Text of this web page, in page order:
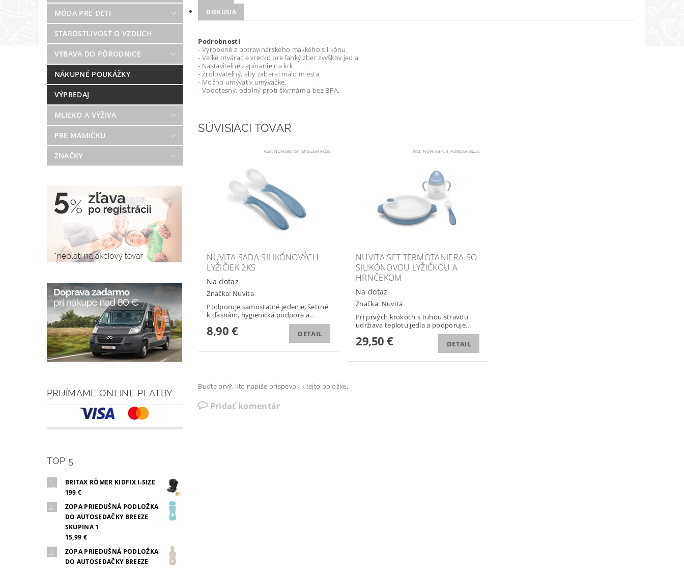
MÓDA PRE DETI
STAROSTLIVOSŤ O VZDUCH
VÝBAVA DO PÔRODNICE
NÁKUPNÉ POUKÁŽKY
VÝPREDAJ
MLIEKO A VÝŽIVA
PRE MAMIČKU
ZNAČKY
PRIJÍMAME ONLINE PLATBY
TOP 5
BRITAX RÖMER KIDFIX I-SIZE
199 €
ZOPA PRIEDUŠNÁ PODLOŽKA
DO AUTOSEDAČKY BREEZE
SKUPINA 1
15,99 €
ZOPA PRIEDUŠNÁ PODLOŽKA
DO AUTOSEDAČKY BREEZE
DISKUSIA
Podrobnosti
- Vyrobené z potravinárskeho mäkkého silikónu.
- Veľké otváracie vrecko pre ľahký zber zvyškov jedla.
- Nastaviteľné zapínanie na krk.
- Zrolovateľný, aby zaberal málo miesta.
- Možno umývať v umývačke.
- Vodotesný, odolný proti škvrnám a bez BPA.
SÚVISIACI TOVAR
Kód:NUV088764_ENGLISH ROSE
NUVITA SADA SILIKÓNOVÝCH
LYŽIČIEK 2KS
Na dotaz
Značka: Nuvita
Podporuje samostatné jedenie, šetrné
k ďasnám, hygienická podpora a...
8,90 € DETAIL
Kód:NUV088754_POWDER BLUE
NUVITA SET TERMOTANIERA SO
SILIKÓNOVOU LYŽIČKOU A
HRNČEKOM
Na dotaz
Značka: Nuvita
Pri prvých krokoch s tuhou stravou
udržiava teplotu jedla a podporuje...
29,50 € DETAIL
Buďte prvý, kto napíše príspevok k tejto položke.
Pridať komentár